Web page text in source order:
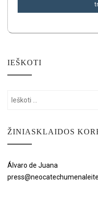
IEŠKOTI
Search
ŽINIASKLAIDOS
Álvaro de Juana